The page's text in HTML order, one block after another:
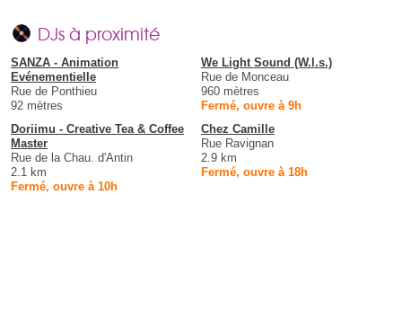
DJs à proximité
SANZA - Animation
Evénementielle
Rue de Ponthieu
92 mètres
We Light Sound (W.l.s.)
Rue de Monceau
960 mètres
Fermé, ouvre à 9h
Doriimu - Creative Tea & Coffee
Master
Rue de la Chau. d'Antin
2.1 km
Fermé, ouvre à 10h
Chez Camille
Rue Ravignan
2.9 km
Fermé, ouvre à 18h